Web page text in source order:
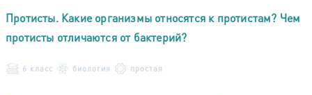
Протисты. Какие организмы относятся к протистам? Чем
протисты отличаются от бактерий?
6 класс биология простая